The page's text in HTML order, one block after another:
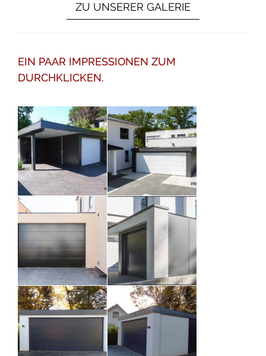
ZU UNSERER GALERIE
EIN PAAR IMPRESSIONEN ZUM
DURCHKLICKEN.